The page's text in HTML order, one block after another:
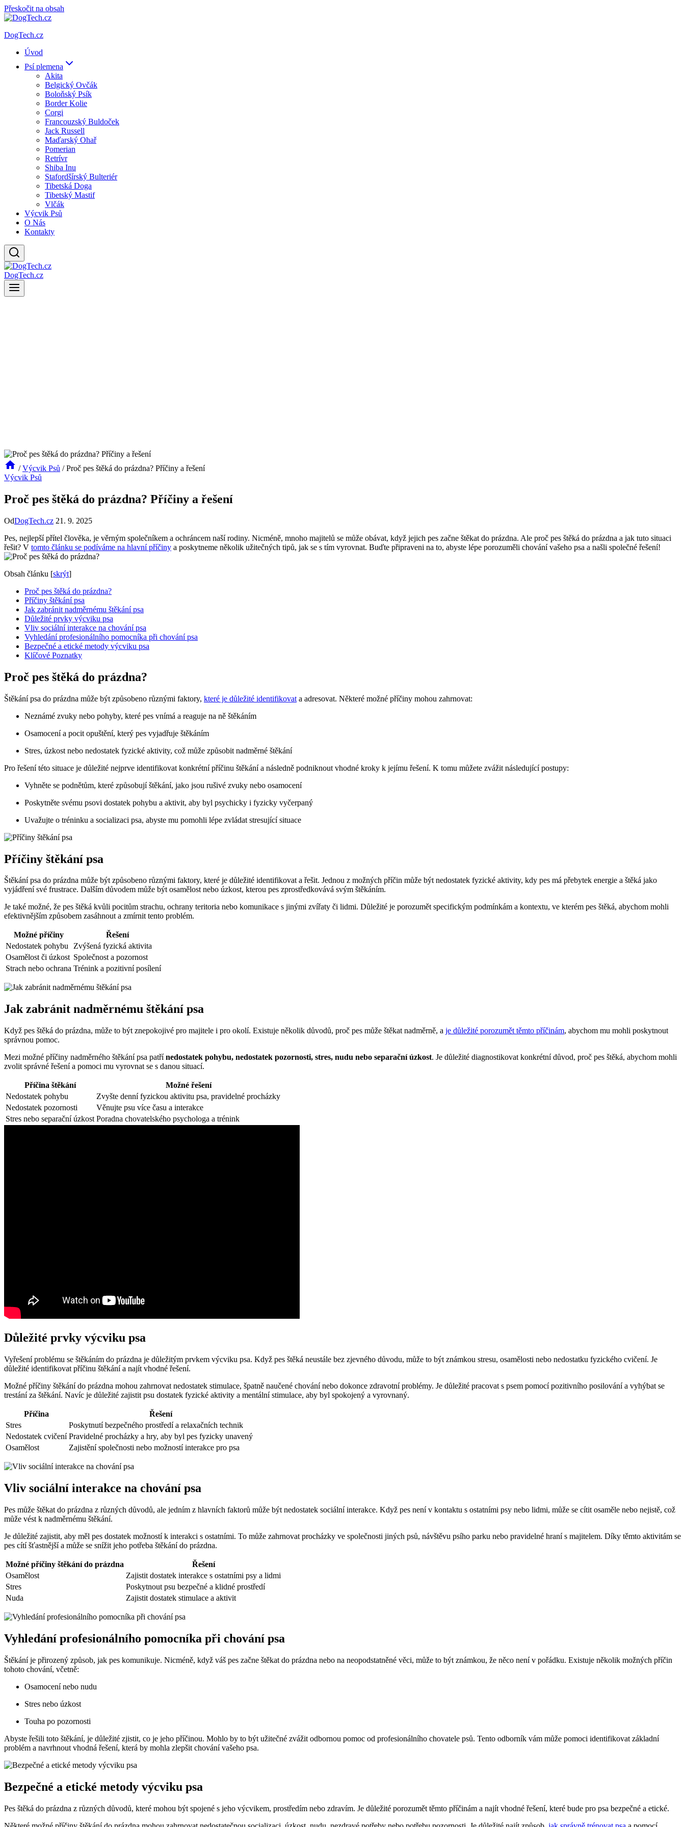
Přeskočit na obsah
DogTech.cz
Úvod
Psí plemena
Akita
Belgický Ovčák
Boloňský Psík
Border Kolie
Corgi
Francouzský Buldoček
Jack Russell
Maďarský Ohař
Pomerian
Retrívr
Shiba Inu
Stafordšírský Bulteriér
Tibetská Doga
Tibetský Mastif
Vlčák
Výcvik Psů
O Nás
Kontakty
DogTech.cz
/ Výcvik Psů / Proč pes štěká do prázdna? Příčiny a řešení
Výcvik Psů
Proč pes štěká do prázdna? Příčiny a řešení
OdDogTech.cz 21. 9. 2025
Pes, nejlepší přítel člověka, je věrným společníkem a ochráncem naší rodiny. Nicméně, mnoho majitelů se může obávat, když jejich pes začne štěkat do prázdna. Ale proč pes štěká do prázdna a jak tuto situaci
řešit? V tomto článku se podíváme na hlavní příčiny a poskytneme několik užitečných tipů, jak se s tím vyrovnat. Buďte připraveni na to, abyste lépe porozuměli chování vašeho psa a našli společné řešení!
Obsah článku [skrýt]
Proč pes štěká do prázdna?
Příčiny štěkání psa
Jak zabránit nadměrnému štěkání psa
Důležité prvky výcviku psa
Vliv sociální interakce na chování psa
Vyhledání profesionálního pomocníka při chování psa
Bezpečné a etické metody výcviku psa
Klíčové Poznatky
Proč pes štěká do prázdna?
Štěkání psa do prázdna může být způsobeno různými faktory, které je důležité identifikovat a adresovat. Některé možné příčiny mohou zahrnovat:
Neznámé zvuky nebo pohyby, které pes vnímá a reaguje na ně štěkáním
Osamocení a pocit opuštění, který pes vyjadřuje štěkáním
Stres, úzkost nebo nedostatek fyzické aktivity, což může způsobit nadměrné štěkání
Pro řešení této situace je důležité nejprve identifikovat konkrétní příčinu štěkání a následně podniknout vhodné kroky k jejímu řešení. K tomu můžete zvážit následující postupy:
Vyhněte se podnětům, které způsobují štěkání, jako jsou rušivé zvuky nebo osamocení
Poskytněte svému psovi dostatek pohybu a aktivit, aby byl psychicky i fyzicky vyčerpaný
Uvažujte o tréninku a socializaci psa, abyste mu pomohli lépe zvládat stresující situace
Příčiny štěkání psa
Štěkání psa do prázdna může být způsobeno různými faktory, které je důležité identifikovat a řešit. Jednou z možných příčin může být nedostatek fyzické aktivity, kdy pes má přebytek energie a štěká jako
vyjádření své frustrace. Dalším důvodem může být osamělost nebo úzkost, kterou pes zprostředkovává svým štěkáním.
Je také možné, že pes štěká kvůli pocitům strachu, ochrany teritoria nebo komunikace s jinými zvířaty či lidmi. Důležité je porozumět specifickým podmínkám a kontextu, ve kterém pes štěká, abychom mohli
efektivnějším způsobem zasáhnout a zmírnit tento problém.
Možné příčiny
Řešení
Nedostatek pohybu Zvýšená fyzická aktivita
Osamělost či úzkost Společnost a pozornost
Strach nebo ochrana Trénink a pozitivní posílení
Jak zabránit nadměrnému štěkání psa
Když pes štěká do prázdna, může to být znepokojivé pro majitele i pro okolí. Existuje několik důvodů, proč pes může štěkat nadměrně, a je důležité porozumět těmto příčinám, abychom mu mohli poskytnout
správnou pomoc.
Mezi možné příčiny nadměrného štěkání psa patřínedostatek pohybu, nedostatek pozornosti, stres, nudu nebo separační úzkost. Je důležité diagnostikovat konkrétní důvod, proč pes štěká, abychom mohli
zvolit správné řešení a pomoci mu vyrovnat se s danou situací.
Příčina štěkání
Možné řešení
Nedostatek pohybu
Zvyšte denní fyzickou aktivitu psa, pravidelné procházky
Nedostatek pozornosti
Věnujte psu více času a interakce
Stres nebo separační úzkost Poradna chovatelského psychologa a trénink
Důležité prvky výcviku psa
Vyřešení problému se štěkáním do prázdna je důležitým prvkem výcviku psa. Když pes štěká neustále bez zjevného důvodu, může to být známkou stresu, osamělosti nebo nedostatku fyzického cvičení. Je
důležité identifikovat příčinu štěkání a najít vhodné řešení.
Možné příčiny štěkání do prázdna mohou zahrnovat nedostatek stimulace, špatně naučené chování nebo dokonce zdravotní problémy. Je důležité pracovat s psem pomocí pozitivního posilování a vyhýbat se
trestání za štěkání. Navíc je důležité zajistit psu dostatek fyzické aktivity a mentální stimulace, aby byl spokojený a vyrovnaný.
Příčina
Řešení
Stres
Poskytnutí bezpečného prostředí a relaxačních technik
Nedostatek cvičení Pravidelné procházky a hry, aby byl pes fyzicky unavený
Osamělost
Zajistění společnosti nebo možností interakce pro psa
Vliv sociální interakce na chování psa
Pes může štěkat do prázdna z různých důvodů, ale jedním z hlavních faktorů může být nedostatek sociální interakce. Když pes není v kontaktu s ostatními psy nebo lidmi, může se cítit osaměle nebo nejistě, což
může vést k nadměrnému štěkání.
Je důležité zajistit, aby měl pes dostatek možností k interakci s ostatními. To může zahrnovat procházky ve společnosti jiných psů, návštěvu psího parku nebo pravidelné hraní s majitelem. Díky těmto aktivitám se
pes cítí šťastnější a může se snížit jeho potřeba štěkání do prázdna.
Možné příčiny štěkání do prázdna
Řešení
Osamělost
Zajistit dostatek interakce s ostatními psy a lidmi
Stres
Poskytnout psu bezpečné a klidné prostředí
Nuda
Zajistit dostatek stimulace a aktivit
Vyhledání profesionálního pomocníka při chování psa
Štěkání je přirozený způsob, jak pes komunikuje. Nicméně, když váš pes začne štěkat do prázdna nebo na neopodstatněné věci, může to být známkou, že něco není v pořádku. Existuje několik možných příčin
tohoto chování, včetně:
Osamocení nebo nudu
Stres nebo úzkost
Touha po pozornosti
Abyste řešili toto štěkání, je důležité zjistit, co je jeho příčinou. Mohlo by to být užitečné zvážit odbornou pomoc od profesionálního chovatele psů. Tento odborník vám může pomoci identifikovat základní
problém a navrhnout vhodná řešení, která by mohla zlepšit chování vašeho psa.
Bezpečné a etické metody výcviku psa
Pes štěká do prázdna z různých důvodů, které mohou být spojené s jeho výcvikem, prostředím nebo zdravím. Je důležité porozumět těmto příčinám a najít vhodné řešení, které bude pro psa bezpečné a etické.